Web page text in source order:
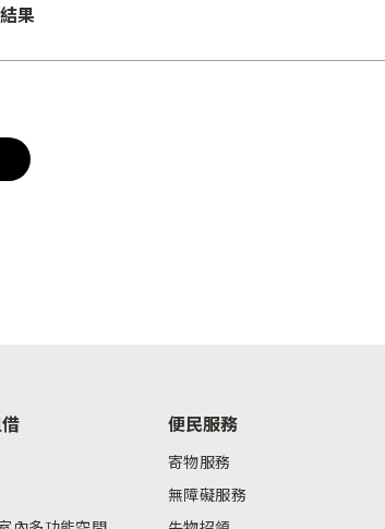
果
便民服務
寄物服務
無障礙服務